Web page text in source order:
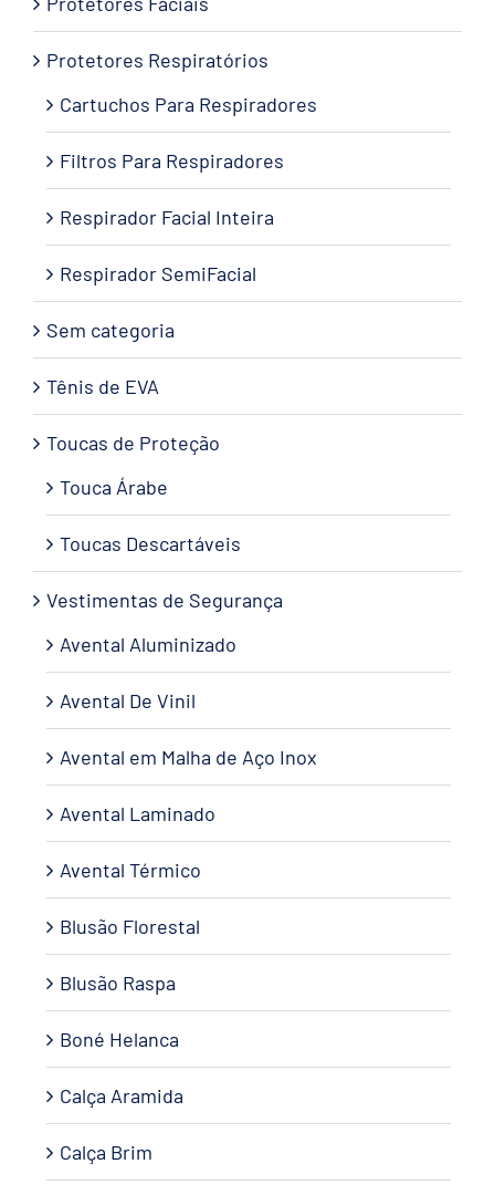
Protetores Respiratórios
Cartuchos Para Respiradores
Filtros Para Respiradores
Respirador Facial Inteira
Respirador SemiFacial
Sem categoria
Tênis de EVA
Toucas de Proteção
Touca Árabe
Toucas Descartáveis
Vestimentas de Segurança
Avental Aluminizado
Avental De Vinil
Avental em Malha de Aço Inox
Avental Laminado
Avental Térmico
Blusão Florestal
Blusão Raspa
Boné Helanca
Calça Aramida
Calça Brim